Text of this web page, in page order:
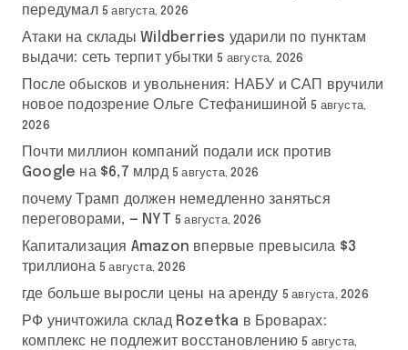
передумал 5 августа, 2026
Атаки на склады Wildberries ударили по пунктам
выдачи: сеть терпит убытки 5 августа, 2026
После обысков и увольнения: НАБУ и САП вручили
новое подозрение Ольге Стефанишиной 5 августа,
2026
Почти миллион компаний подали иск против
Google на $6,7 млрд 5 августа, 2026
почему Трамп должен немедленно заняться
переговорами, — NYT 5 августа, 2026
Капитализация Amazon впервые превысила $3
триллиона 5 августа, 2026
где больше выросли цены на аренду 5 августа, 2026
РФ уничтожила склад Rozetka в Броварах:
комплекс не подлежит восстановлению 5 августа,